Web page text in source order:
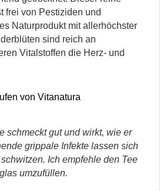
frei von Pestiziden und
Naturprodukt mit allerhöchster
sind reich an
Vitalstoffen die Herz- und
von Vitanatura
schmeckt gut und wirkt, wie er
grippale Infekte lassen sich
Ich empfehle den Tee
umzufüllen.